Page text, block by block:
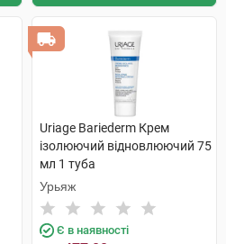
Uriage Bariederm Крем
ізолюючий відновлюючий 75
мл 1 туба
Урьяж
Є в наявності